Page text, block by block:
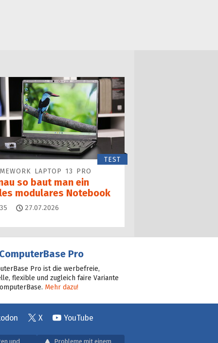
TEST
LAPTOP 13 PRO
so baut man ein
modulares Notebook
Kommentare
27.07.2026
ComputerBase Pro
Pro ist die werbefreie,
flexible und zugleich faire Variante
Mehr dazu!
X YouTube
und Probleme mit einem